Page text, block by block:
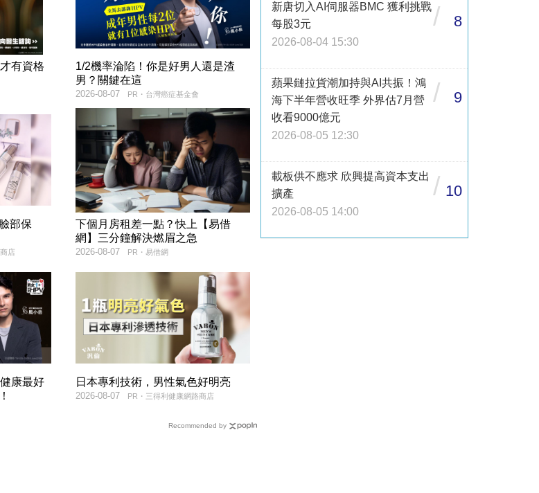
有資格
1/2機率淪陷！你是好男人還是渣
男？關鍵在這
PR・台灣癌症基金會
2026-08-07
部保
店
下個月房租差一點？快上【易借
網】三分鐘解決燃眉之急
PR・易借網
2026-08-07
康最好
日本專利技術，男性氣色好明亮
PR・三得利健康網路商店
2026-08-07
Recommended by
新唐切入AI伺服器BMC 獲利挑戰
每股3元
2026-08-04 15:30
/ 8
蘋果鏈拉貨潮加持與AI共振！鴻
海下半年營收旺季 外界估7月營
收看9000億元
2026-08-05 12:30
/ 9
載板供不應求 欣興提高資本支出
擴產
2026-08-05 14:00
/ 10